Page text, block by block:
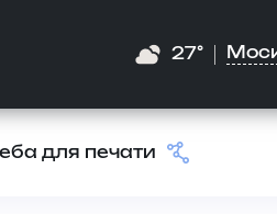
27°
для печати